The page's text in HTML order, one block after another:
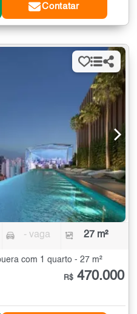
Contatar
- vaga 27 m²
com 1 quarto - 27 m²
R$ 470.000